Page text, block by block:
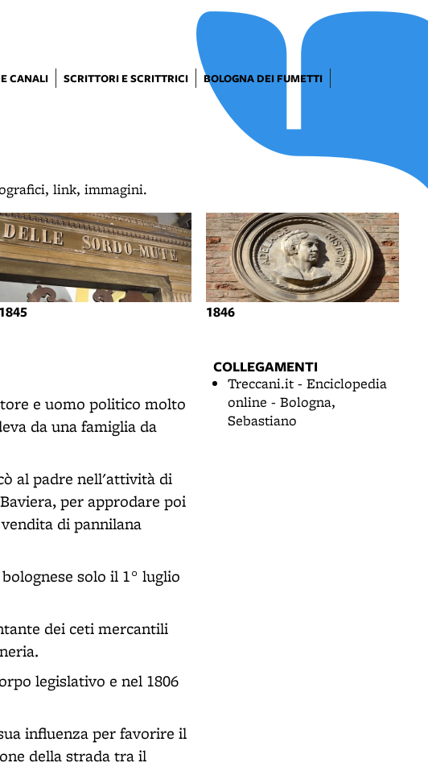
CANALI SCRITTORI E SCRITTRICI
BOLOGNA DEI FUMETTI
link, immagini.
1845 1846
e uomo politico molto
da una famiglia da
al padre nell'attività di
per approdare poi
di pannilana
solo il 1° luglio
dei ceti mercantili
legislativo e nel 1806
influenza per favorire il
della strada tra il
COLLEGAMENTI
Treccani.it - Enciclopedia
online - Bologna,
Sebastiano